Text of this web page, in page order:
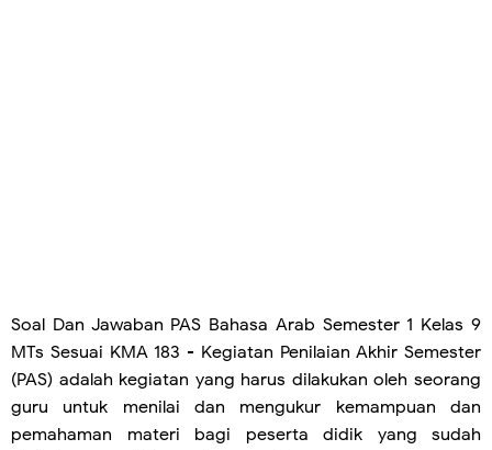
Soal Dan Jawaban PAS Bahasa Arab Semester 1 Kelas 9
MTs Sesuai KMA 183 - Kegiatan Penilaian Akhir Semester
(PAS) adalah kegiatan yang harus dilakukan oleh seorang
guru untuk menilai dan mengukur kemampuan dan
pemahaman materi bagi peserta didik
yang sudah